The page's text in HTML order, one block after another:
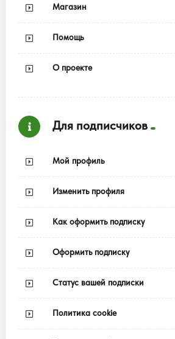
Магазин
Помощь
О проекте
Для подписчиков
Мой профиль
Изменить профиля
Как оформить подписку
Оформить подписку
Статус вашей подписки
Политика cookie